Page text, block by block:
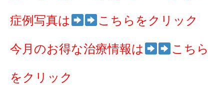
症例写真は こちらをクリック
今月のお得な治療情報は こちら
をクリック